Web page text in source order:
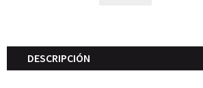
DESCRIPCIÓN